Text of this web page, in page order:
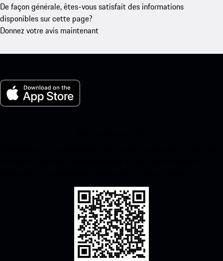
De façon générale, êtes-vous satisfait des informations
disponibles sur cette page?
Donnez votre avis maintenant